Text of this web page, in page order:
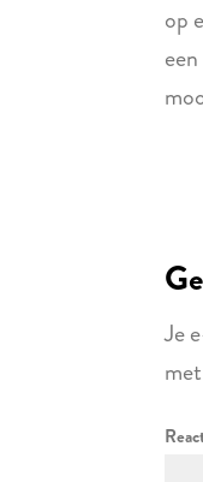
op
Je
met